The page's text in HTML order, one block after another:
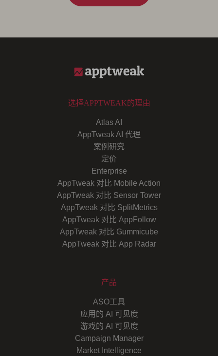
选择APPTWEAK的理由
Atlas AI
AppTweak AI 代理
案例研究
定价
Enterprise
AppTweak 对比 Mobile Action
AppTweak 对比 Sensor Tower
AppTweak 对比 SplitMetrics
AppTweak 对比 AppFollow
AppTweak 对比 Gummicube
AppTweak 对比 App Radar
产品
ASO工具
应用的 AI 可见度
游戏的 AI 可见度
Campaign Manager
Market Intelligence